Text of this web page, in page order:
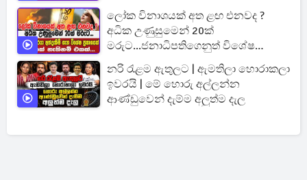
ලෝක විනාශයක් අත ළඟ එනවද ?
අධික උණුසුමෙන් 20ක්
මරුට...ජනාධිපතිගෙනුත් විශේෂ
ප්‍රකාශයක්
නරි රැළම ඇතුලට | ඇමතිලා හොරාකලා
ඉවරයි | මේ හොරු අල්ලන්න
ආණ්ඩුවෙන් දැම්ම අලුත්ම දැල